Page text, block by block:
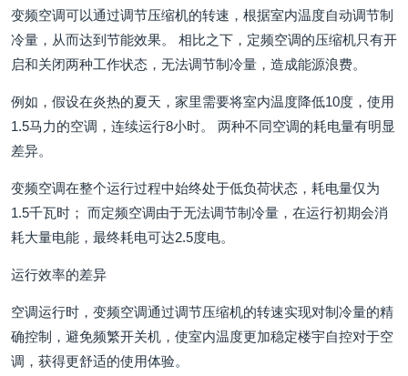
变频空调可以通过调节压缩机的转速，根据室内温度自动调节制
冷量，从而达到节能效果。 相比之下，定频空调的压缩机只有开
启和关闭两种工作状态，无法调节制冷量，造成能源浪费。
例如，假设在炎热的夏天，家里需要将室内温度降低10度，使用
1.5马力的空调，连续运行8小时。 两种不同空调的耗电量有明显
差异。
变频空调在整个运行过程中始终处于低负荷状态，耗电量仅为
1.5千瓦时； 而定频空调由于无法调节制冷量，在运行初期会消
耗大量电能，最终耗电可达2.5度电。
运行效率的差异
空调运行时，变频空调通过调节压缩机的转速实现对制冷量的精
确控制，避免频繁开关机，使室内温度更加稳定楼宇自控对于空
调，获得更舒适的使用体验。